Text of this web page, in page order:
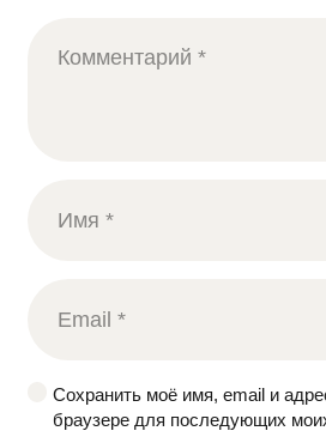
Сохранить моё имя, email и
браузере для последующих